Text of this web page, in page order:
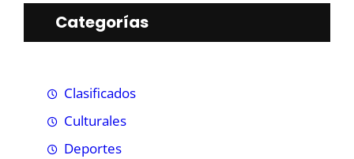
Categorías
Clasificados
Culturales
Deportes